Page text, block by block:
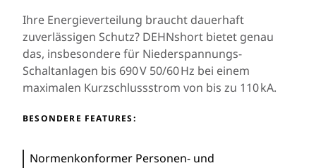
Ihre Energieverteilung braucht dauerhaft
zuverlässigen Schutz?​ DEHNshort bietet genau
das, insbesondere für Niederspannungs-
Schaltanlagen bis 690 V 50/60 Hz bei einem
maximalen Kurzschlussstrom von bis zu 110 kA.​
BESONDERE FEATURES:
Normenkonformer Personen- und